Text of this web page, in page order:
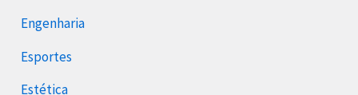
Engenharia
Esportes
Estética